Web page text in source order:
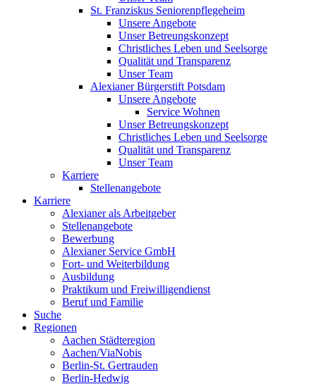
St. Franziskus Seniorenpflegeheim
Unsere Angebote
Unser Betreungskonzept
Christliches Leben und Seelsorge
Qualität und Transparenz
Unser Team
Alexianer Bürgerstift Potsdam
Unsere Angebote
Service Wohnen
Unser Betreungskonzept
Christliches Leben und Seelsorge
Qualität und Transparenz
Unser Team
Karriere
Stellenangebote
Karriere
Alexianer als Arbeitgeber
Stellenangebote
Bewerbung
Alexianer Service GmbH
Fort- und Weiterbildung
Ausbildung
Praktikum und Freiwilligendienst
Beruf und Familie
Suche
Regionen
Aachen Städteregion
Aachen/ViaNobis
Berlin-St. Gertrauden
Berlin-Hedwig